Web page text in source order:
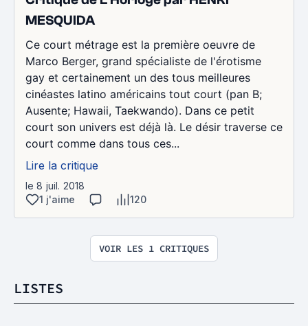
MESQUIDA
Ce court métrage est la première oeuvre de
Marco Berger, grand spécialiste de l'érotisme
gay et certainement un des tous meilleures
cinéastes latino américains tout court (pan B;
Ausente; Hawaii, Taekwando). Dans ce petit
court son univers est déjà là. Le désir traverse ce
court comme dans tous ces...
Lire la critique
le 8 juil. 2018
1 j'aime
120
VOIR LES 1 CRITIQUES
LISTES